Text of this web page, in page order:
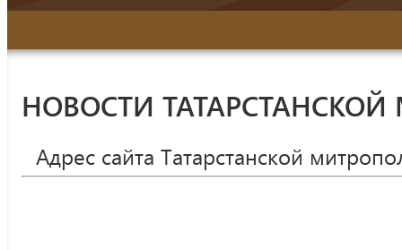
НОВОСТИ
Адрес сайта Татарстанской